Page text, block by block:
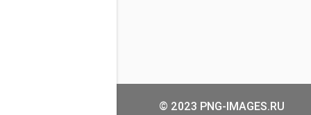
© 2023 PNG-IMAGES.RU